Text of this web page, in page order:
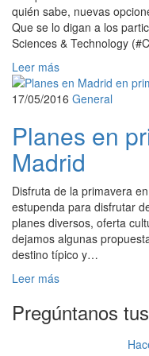
quién sabe, nuevas
Que se lo digan a los
Sciences & Technology
Leer más
17/05/2016 General
Planes en
Madrid
Disfruta de la primavera
estupenda para disfrutar
planes diversos, oferta
dejamos algunas
destino típico y…
Leer más
Pregúntanos